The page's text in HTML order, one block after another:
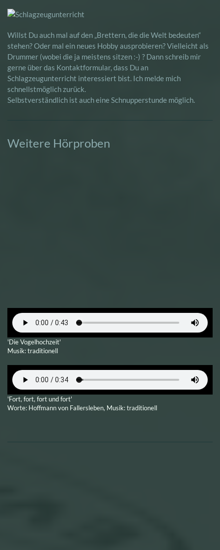
Willst Du auch mal auf den „Brettern, die die Welt bedeuten“
stehen? Oder mal ein neues Hobby ausprobieren? Vielleicht als
Drummer (wobei die ja meistens sitzen :-) ? Dann schreib mir
gerne über das Kontaktformular, dass Du an
Schlagzeugunterricht interessiert bist. Ich melde mich
schnellstmöglich zurück.
Selbstverständlich ist auch eine Schnupperstunde möglich.
Weitere Hörproben
'Die Vogelhochzeit'
Musik: traditionell
'Fort, fort, fort und fort'
Worte: Hoffmann von Fallersleben, Musik: traditionell